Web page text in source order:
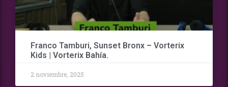
Franco Tamburi, Sunset Bronx – Vorterix
Kids | Vorterix Bahía.
2 noviembre, 2025